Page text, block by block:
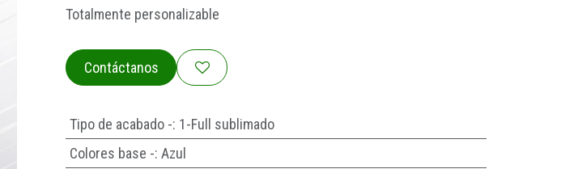
Totalmente personalizable
Contáctanos
Tipo de acabado -: 1-Full sublimado
Colores base -: Azul